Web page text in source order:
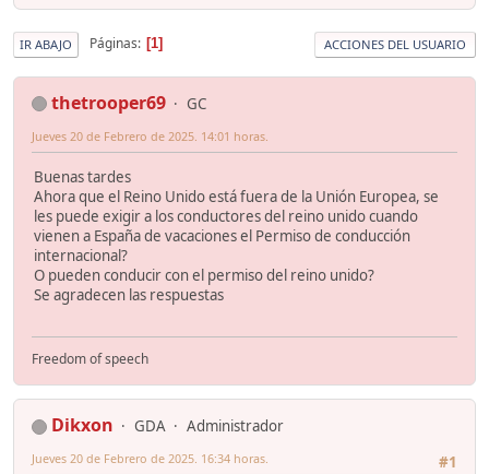
IR ABAJO Páginas 1 ACCIONES DEL USUARIO
thetrooper69 GC
Jueves 20 de Febrero de 2025. 14:01 horas.
Buenas tardes
Ahora que el Reino Unido está fuera de la Unión Europea, se
les puede exigir a los conductores del reino unido cuando
vienen a España de vacaciones el Permiso de conducción
internacional?
O pueden conducir con el permiso del reino unido?
Se agradecen las respuestas
Freedom of speech
Dikxon GDA
Administrador
#1
Jueves 20 de Febrero de 2025. 16:34 horas.